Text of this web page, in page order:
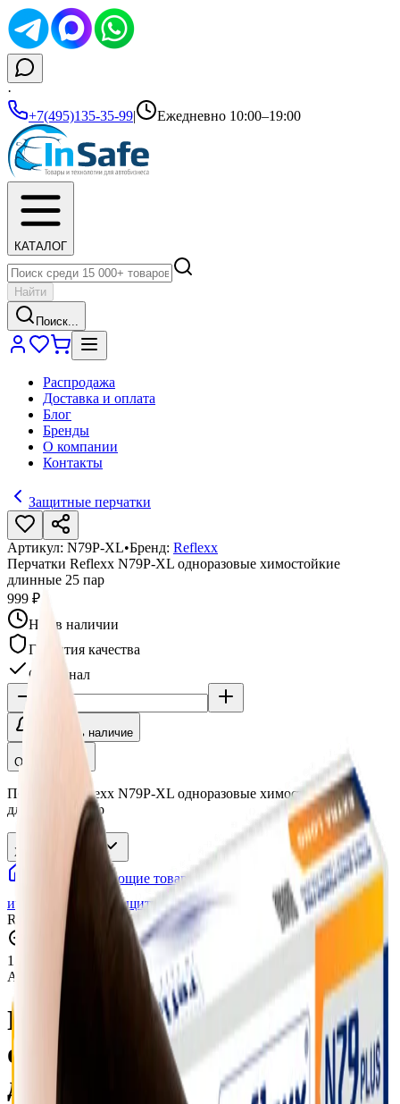
·
+7(495)135-35-99| Ежедневно 10:00–19:00
КАТАЛОГ
Найти
Поиск...
Распродажа
Доставка и оплата
Блог
Бренды
О компании
Контакты
Защитные перчатки
Артикул: N79P-XL•Бренд: Reflexx
Перчатки Reflexx N79P-XL одноразовые химостойкие
длинные 25 пар
999 ₽
Нет в наличии
Гарантия качества
Оригинал
Уточнить наличие
Описание
Перчатки Reflexx N79P-XL одноразовые химостойкие
длинные 25 пар
Характеристики
Сопутствующие товары
Спецодежда, средства
индивидуальной защиты
Защитные перчатки
Перчатки
Reflexx N79P-XL одноразовые химостойкие длинные 25 пар
Нажмите для увеличения
1
Артикул:
Бренд: Reflexx
Перчатки Reflexx N79P-XL
одноразовые химостойкие
длинные 25 пар